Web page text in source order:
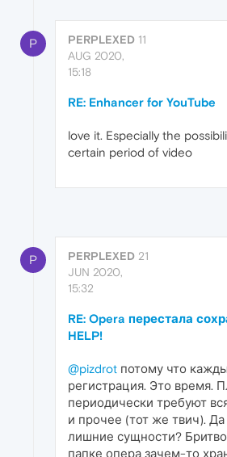
P PERPLEXED 11
AUG 2020,
15:18
RE: Enhancer for YouTube
love it. Especially the
certain period of video
P PERPLEXED 21
JUN 2020,
15:32
RE: Opera перестала
HELP!
@pizdrot потому что
регистрация. Это время.
периодически требуют
и прочее (тот же твич).
лишние сущности?
папке опера зачем-то